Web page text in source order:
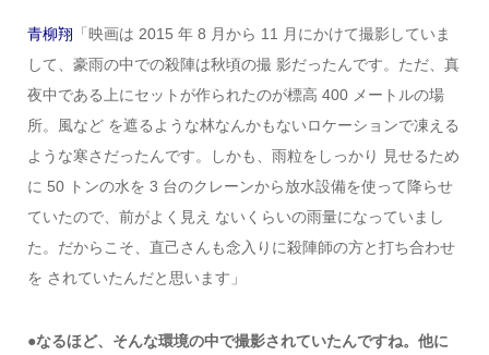
青柳翔 「映画は 2015 年 8 月から 11 月にかけて撮影していま
して、豪雨の中での殺陣は秋頃の撮 影だったんです。ただ、真
夜中である上にセットが作られたのが標高 400 メートルの場
所。風など を遮るような林なんかもないロケーションで凍える
ような寒さだったんです。しかも、雨粒をしっかり 見せるため
に 50 トンの水を 3 台のクレーンから放水設備を使って降らせ
ていたので、前がよく見え ないくらいの雨量になっていまし
た。だからこそ、直己さんも念入りに殺陣師の方と打ち合わせ
を されていたんだと思います」
●なるほど、そんな環境の中で撮影されていたんですね。他に